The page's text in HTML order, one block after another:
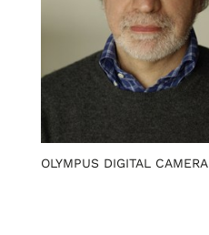
OLYMPUS DIGITAL CAMERA